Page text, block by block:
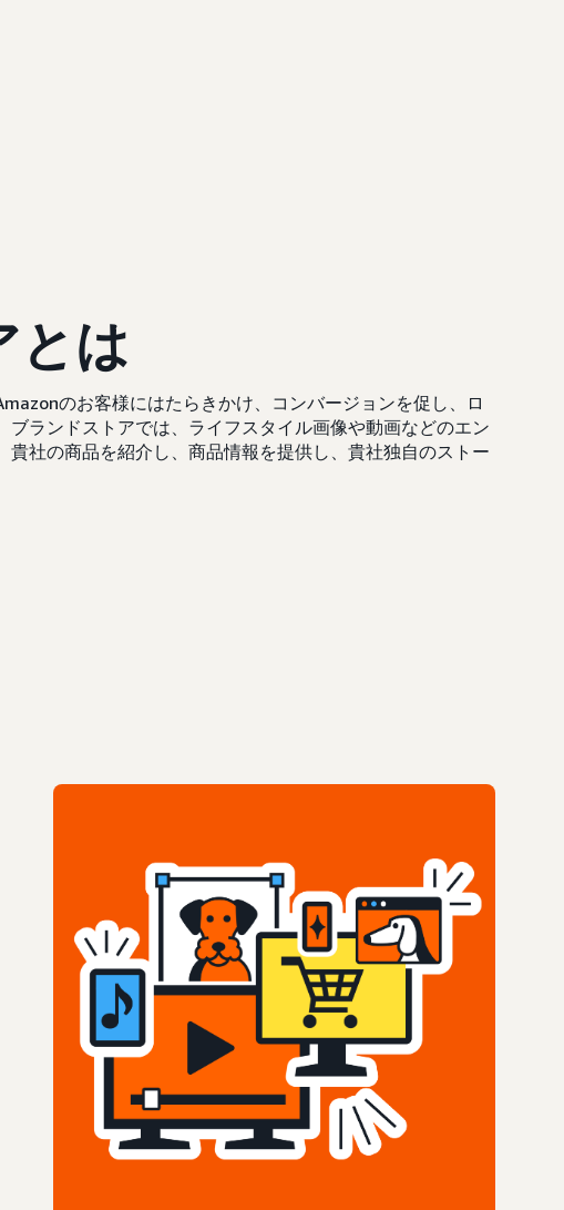
とは
のお客様にはたらきかけ、コンバージョンを促し、ロ
ランドストアでは、ライフスタイル画像や動画などのエン
社の商品を紹介し、商品情報を提供し、貴社独自のストー